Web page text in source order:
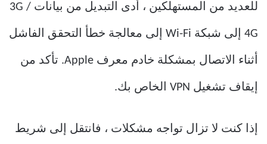
للعديد من المستهلكين ، أدى التبديل من بيانات 3G /
4G إلى شبكة Wi-Fi إلى معالجة خطأ التحقق الفاشل
أثناء الاتصال بمشكلة خادم معرف Apple. تأكد من
إيقاف تشغيل VPN الخاص بك.
إذا كنت لا تزال تواجه مشكلات ، فانتقل إلى شريط